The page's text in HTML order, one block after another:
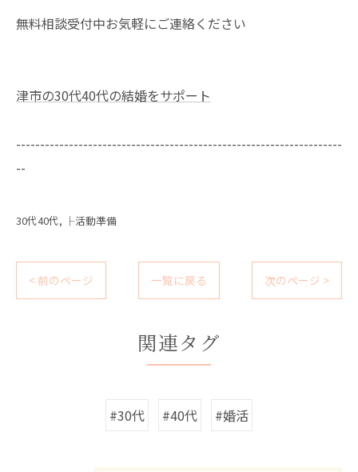
無料相談受付中お気軽にご連絡ください
津市の30代40代の結婚をサポート
--------------------------------------------------------------------
--
30代40代 ├活動準備
< 前のページ 一覧に戻る 次のページ >
関連タグ
#30代 #40代 #婚活